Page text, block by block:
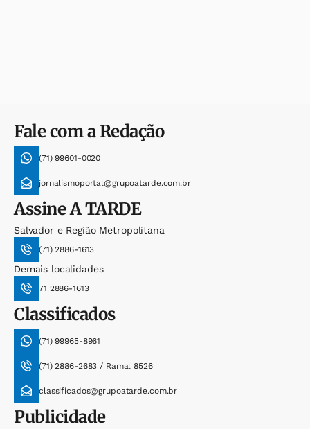
Fale com a Redação
(71) 99601-0020
jornalismoportal@grupoatarde.com.br
AssineA TARDE
Salvador e Região Metropolitana
(71) 2886-1613
Demais localidades
71 2886-1613
Classificados
(71) 99965-8961
(71) 2886-2683 / Ramal 8526
classificados@grupoatarde.com.br
Publicidade